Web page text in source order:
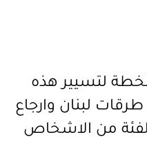
لتسيير هذه
لبنان وارجاع
من الاشخاص